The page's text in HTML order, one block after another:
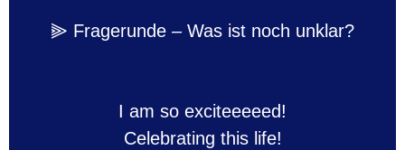
⫸ Fragerunde – Was ist noch unklar?
I am so exciteeeeed!
Celebrating this life!